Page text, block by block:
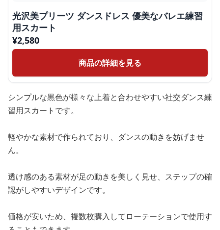
光沢美プリーツ ダンスドレス 優美なバレエ練習
用スカート
¥2,580
商品の詳細を見る
シンプルな黒色が様々な上着と合わせやすい社交ダンス練
習用スカートです。
軽やかな素材で作られており、ダンスの動きを妨げませ
ん。
透け感のある素材が足の動きを美しく見せ、ステップの確
認がしやすいデザインです。
価格が安いため、複数枚購入してローテーションで使用す